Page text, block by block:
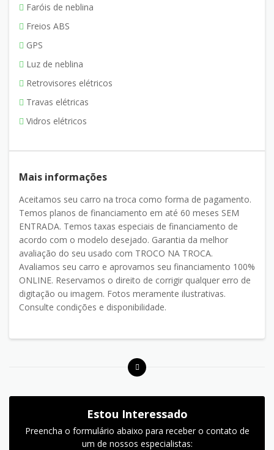
Faróis de neblina
Freios ABS
GPS
Luz de neblina
Retrovisores elétricos
Travas elétricas
Vidros elétricos
Mais informações
Aceitamos seu carro na troca como forma de pagamento.
Temos planos de financiamento em até 60 meses SEM
ENTRADA. Temos taxas especiais de financiamento de
acordo com o modelo desejado. Garantia da melhor
avaliação do seu usado com TROCO NA TROCA.
Avaliamos seu carro e aprovamos seu financiamento 100%
ONLINE. Reservamos o direito de corrigir qualquer erro de
digitação ou imagem. Fotos meramente ilustrativas.
Consulte condições e disponibilidade.
Estou Interessado
Preencha o formulário abaixo para receber o contato de
um de nossos especialistas: